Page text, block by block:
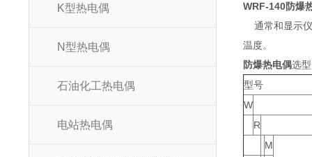
K型热电偶
N型热电偶
石油化工热电偶
电站热电偶
WRF-140防爆
通常和显示仪
温度。
防爆热电偶选
型号
W
R
M